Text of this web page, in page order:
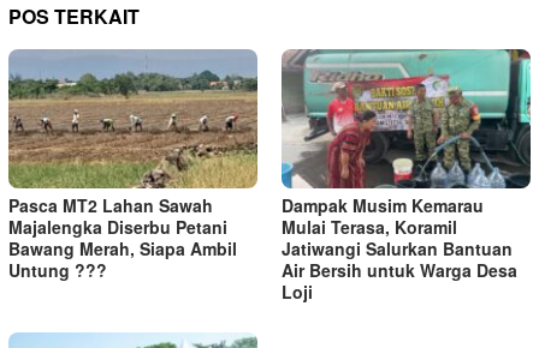
POS TERKAIT
Pasca MT2 Lahan Sawah
Majalengka Diserbu Petani
Bawang Merah, Siapa Ambil
Untung ???
Dampak Musim Kemarau
Mulai Terasa, Koramil
Jatiwangi Salurkan Bantuan
Air Bersih untuk Warga Desa
Loji